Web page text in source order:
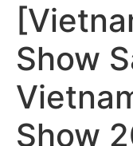
Show
Show